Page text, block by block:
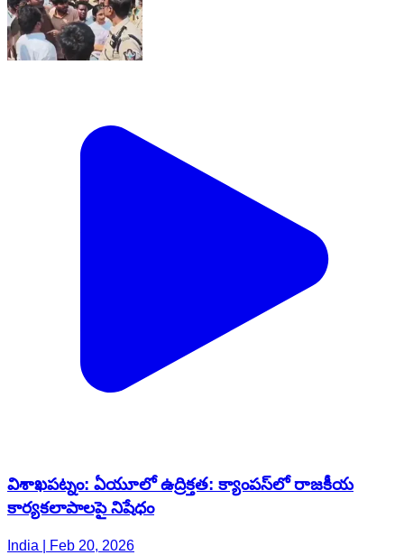
విశాఖపట్నం: ఏయూలో ఉద్రిక్తత: క్యాంపస్‌లో రాజకీయ
కార్యకలాపాలపై నిషేధం
India | Feb 20, 2026